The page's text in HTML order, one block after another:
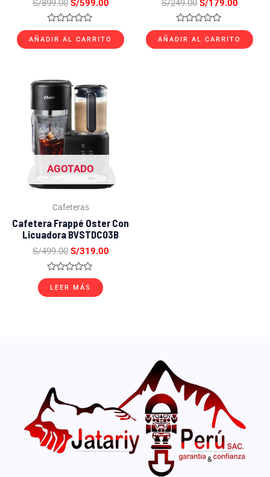
S/899.00 S/599.00
Valorado
con
0
AÑADIR AL CARRITO
S/249.00 S/179.00
Valorado
con
0
AÑADIR AL CARRITO
AGOTADO
Cafeteras
Cafetera Frappé Oster Con
Licuadora BVSTDC03B
S/499.00
El
precio
original
S/499.00.
S/319.00
Valorado
con
0
LEER MÁS